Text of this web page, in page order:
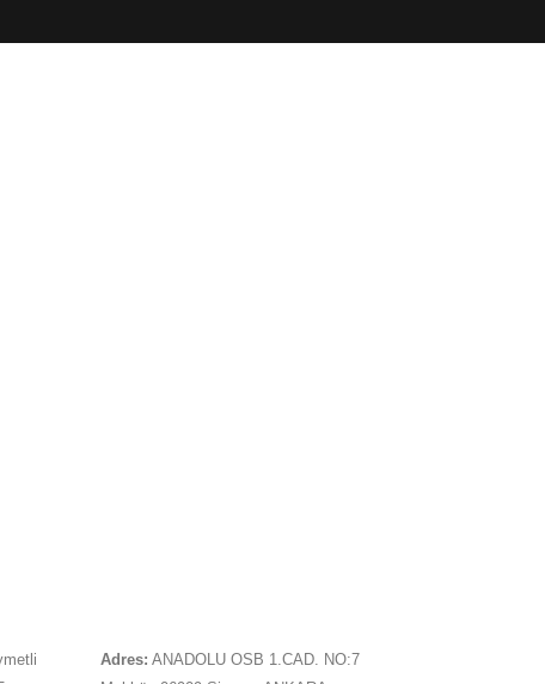
Adres: ANADOLU OSB 1.CAD. NO:7